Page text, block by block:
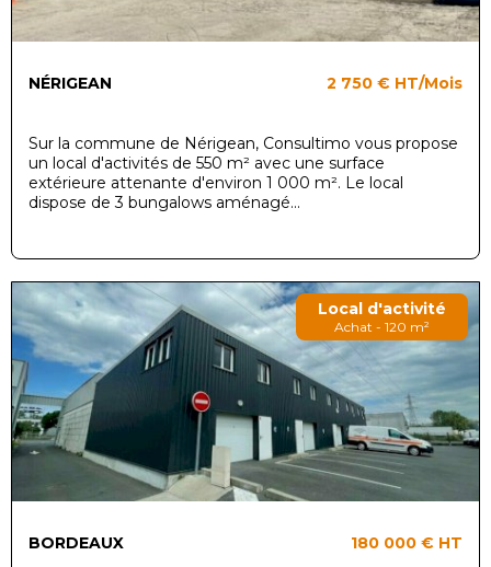
NÉRIGEAN 2 750 € HT/Mois
Sur la commune de Nérigean, Consultimo vous propose
un local d'activités de 550 m² avec une surface
extérieure attenante d'environ 1 000 m². Le local
dispose de 3 bungalows aménagé...
Local d'activité
Achat - 120 m²
BORDEAUX 180 000 € HT